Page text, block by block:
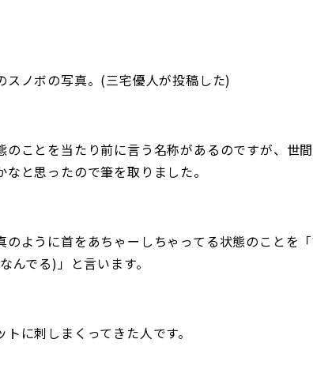
スノボの写真。(三宅優人が投稿した)
のことを当たり前に言う名称があるのですが、世
と思ったので筆を取りました。
のように首をあちゃーしちゃってる状態のことを
んでる)」と言います。
に刺しまくってきた人です。